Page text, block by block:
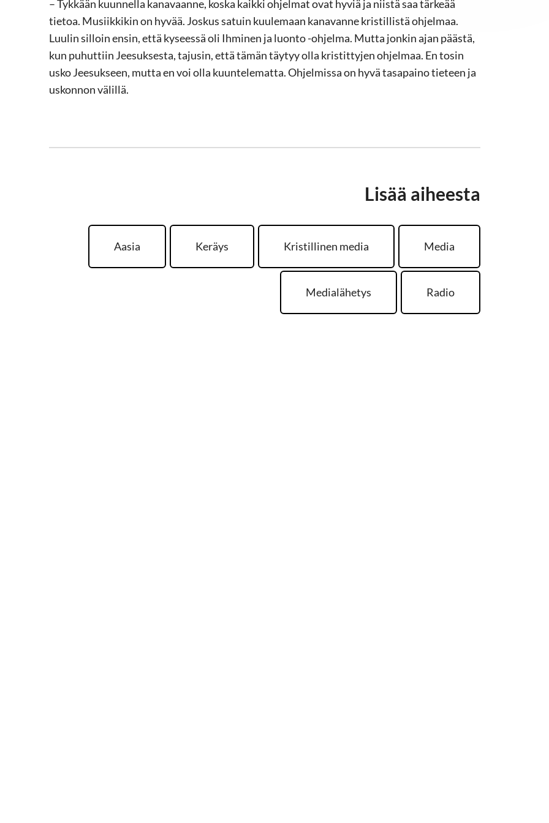
– Tykkään kuunnella kanavaanne, koska kaikki ohjelmat ovat hyviä ja niistä saa tärkeää
tietoa. Musiikkikin on hyvää. Joskus satuin kuulemaan kanavanne kristillistä ohjelmaa.
Luulin silloin ensin, että kyseessä oli Ihminen ja luonto -ohjelma. Mutta jonkin ajan päästä,
kun puhuttiin Jeesuksesta, tajusin, että tämän täytyy olla kristittyjen ohjelmaa. En tosin
usko Jeesukseen, mutta en voi olla kuuntelematta. Ohjelmissa on hyvä tasapaino tieteen ja
uskonnon välillä.
Lisää aiheesta
Aasia Keräys Kristillinen media Media
Medialähetys Radio